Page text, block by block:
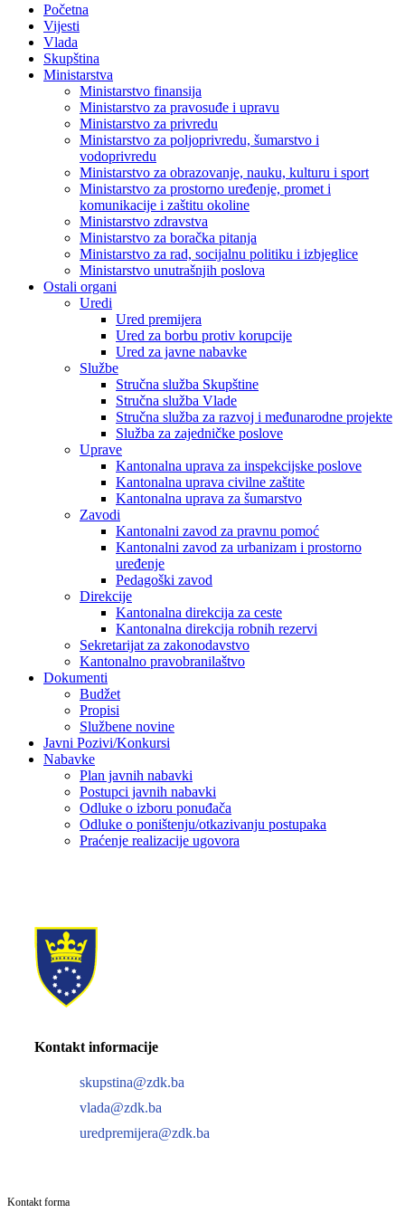
Početna
Vijesti
Vlada
Skupština
Ministarstva
Ministarstvo finansija
Ministarstvo za pravosuđe i upravu
Ministarstvo za privredu
Ministarstvo za poljoprivredu, šumarstvo i
vodoprivredu
Ministarstvo za obrazovanje, nauku, kulturu i sport
Ministarstvo za prostorno uređenje, promet i
komunikacije i zaštitu okoline
Ministarstvo zdravstva
Ministarstvo za boračka pitanja
Ministarstvo za rad, socijalnu politiku i izbjeglice
Ministarstvo unutrašnjih poslova
Ostali organi
Uredi
Ured premijera
Ured za borbu protiv korupcije
Ured za javne nabavke
Službe
Stručna služba Skupštine
Stručna služba Vlade
Stručna služba za razvoj i međunarodne projekte
Služba za zajedničke poslove
Uprave
Kantonalna uprava za inspekcijske poslove
Kantonalna uprava civilne zaštite
Kantonalna uprava za šumarstvo
Zavodi
Kantonalni zavod za pravnu pomoć
Kantonalni zavod za urbanizam i prostorno
uređenje
Pedagoški zavod
Direkcije
Kantonalna direkcija za ceste
Kantonalna direkcija robnih rezervi
Sekretarijat za zakonodavstvo
Kantonalno pravobranilaštvo
Dokumenti
Budžet
Propisi
Službene novine
Javni Pozivi/Konkursi
Nabavke
Plan javnih nabavki
Postupci javnih nabavki
Odluke o izboru ponuđača
Odluke o poništenju/otkazivanju postupaka
Praćenje realizacije ugovora
Kontakt informacije
skupstina@zdk.ba
vlada@zdk.ba
uredpremijera@zdk.ba
Kontakt forma